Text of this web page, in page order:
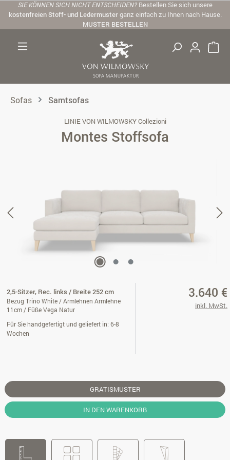
Zum Hauptinhalt springen
SIE KÖNNEN SICH NICHT ENTSCHEIDEN? Bestellen Sie sich unsere
kostenfreien Stoff- und Ledermusterganz einfach zu Ihnen nach Hause.
MUSTER BESTELLEN
Sofas Samtsofas
LINIE VON WILMOWSKY Collezioni
Montes Stoffsofa
2,5-Sitzer, Rec. links / Breite 252 cm
Bezug Trino White / Armlehnen Armlehne
11cm / Füße Vega Natur
Für Sie handgefertigt und geliefert in: 6-8
Wochen
3.640 €
inkl. MwSt.
GRATISMUSTER
IN DEN WARENKORB